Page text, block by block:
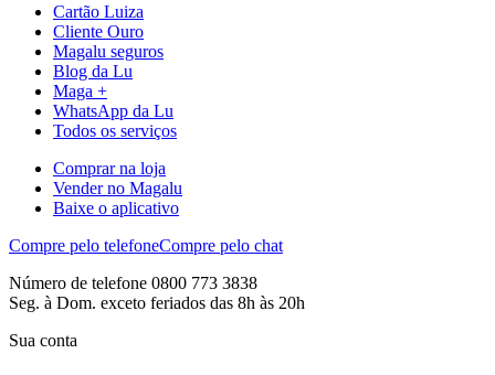
Cartão Luiza
Cliente Ouro
Magalu seguros
Blog da Lu
Maga +
WhatsApp da Lu
Todos os serviços
Comprar na loja
Vender no Magalu
Baixe o aplicativo
Compre pelo telefoneCompre pelo chat
Número de telefone 0800 773 3838
Seg. à Dom. exceto feriados das 8h às 20h
Sua conta